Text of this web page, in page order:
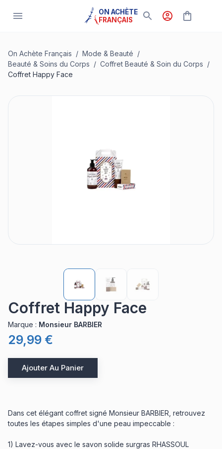
ON ACHÈTE
FRANÇAIS
On Achète Français / Mode & Beauté /
Beauté & Soins du Corps / Coffret Beauté & Soin du Corps /
Coffret Happy Face
Coffret Happy Face
Marque : Monsieur BARBIER
29,99 €
Ajouter Au Panier
Dans cet élégant coffret signé Monsieur BARBIER, retrouvez
toutes les étapes simples d'une peau impeccable :
1) Lavez-vous avec le savon solide surgras RHASSOUL